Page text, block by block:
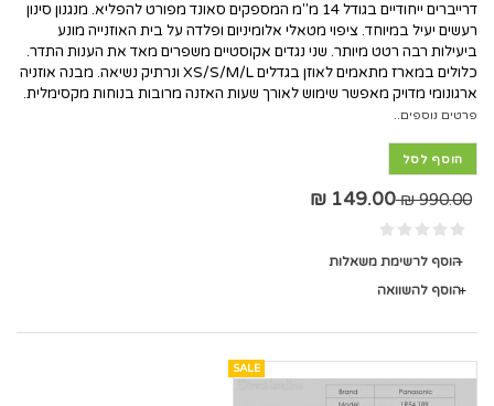
דרייברים ייחודיים בגודל 14 מ"מ המספקים סאונד מפורט להפליא. מנגנון סינון
רעשים יעיל במיוחד. ציפוי מטאלי אלומיניום ופלדה על בית האוזנייה מונע
ביעילות רבה רטט מיותר. שני נגדים אקוסטיים משפרים מאד את הענות התדר.
כלולים במארז מתאמים לאוזן בגדלים XS/S/M/L ונרתיק נשיאה. מבנה אוזניה
ארגונומי מדויק מאפשר שימוש לאורך שעות האזנה מרובות בנוחות מקסימלית.
פרטים נוספים..
הוסף לסל
990.00 ₪
149.00 ₪
הוסף לרשימת משאלות
הוסף להשוואה
SALE